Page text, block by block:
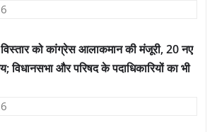
को कांग्रेस आलाकमान की मंजूरी, 20 नए
विधानसभा और परिषद के पदाधिकारियों का भी